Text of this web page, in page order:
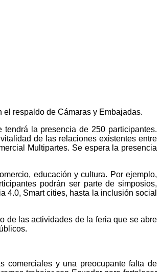
respaldo de Cámaras y Embajadas.
la presencia de 250 participantes.
de las relaciones existentes entre
Multipartes. Se espera la presencia
educación y cultura. Por ejemplo,
podrán ser parte de simposios,
4.0, Smart cities, hasta la inclusión social
de las actividades de la feria que se abre
comerciales y una preocupante falta de